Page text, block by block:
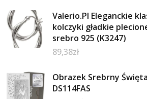
Valerio.Pl Eleganckie
kolczyki gładkie
srebro 925 (K3247)
89,38zł
Obrazek Srebrny
DS114FAS